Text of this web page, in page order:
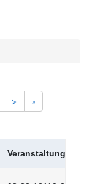
> »
Veranstaltungskürzel